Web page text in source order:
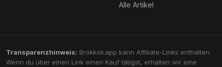
Alle Artikel
Transparenzhinweis: Brokkoli.app kann Affiliate-Links enthalten.
Wenn du über einen Link einen Kauf tätigst, erhalten wir eine